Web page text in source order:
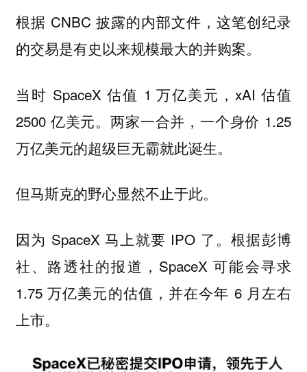
根据 CNBC 披露的内部文件，这笔创纪录
的交易是有史以来规模最大的并购案。
当时 SpaceX 估值 1 万亿美元，xAI 估值
2500 亿美元。两家一合并，一个身价 1.25
万亿美元的超级巨无霸就此诞生。
但马斯克的野心显然不止于此。
因为 SpaceX 马上就要 IPO 了。根据彭博
社、路透社的报道，SpaceX 可能会寻求
1.75 万亿美元的估值，并在今年 6 月左右
上市。